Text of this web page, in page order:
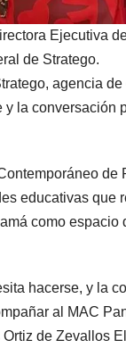
Ejecutiva
de Stratego.
agencia
la conversación
de
educativas que
como espacio
hacerse, y la
al MAC
de Zevallos